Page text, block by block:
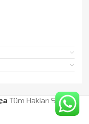
Tüm Hakları Saklıdır.